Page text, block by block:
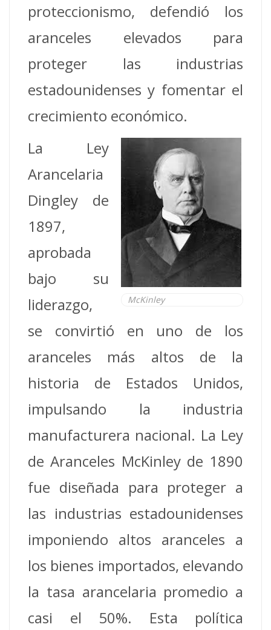
proteccionismo, defendió los
aranceles elevados para
proteger las industrias
estadounidenses y fomentar el
crecimiento económico.
McKinley
La Ley
Arancelaria
Dingley de
1897,
aprobada
bajo su
liderazgo,
se convirtió en uno de los
aranceles más altos de la
historia de Estados Unidos,
impulsando la industria
manufacturera nacional. La Ley
de Aranceles McKinley de 1890
fue diseñada para proteger a
las industrias estadounidenses
imponiendo altos aranceles a
los bienes importados, elevando
la tasa arancelaria promedio a
casi el 50%.
Esta política